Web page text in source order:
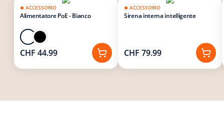
ACCESSORIO
Alimentatore PoE - Bianco
CHF 44.99
ACCESSORIO
Sirena interna intelligente
CHF 79.99